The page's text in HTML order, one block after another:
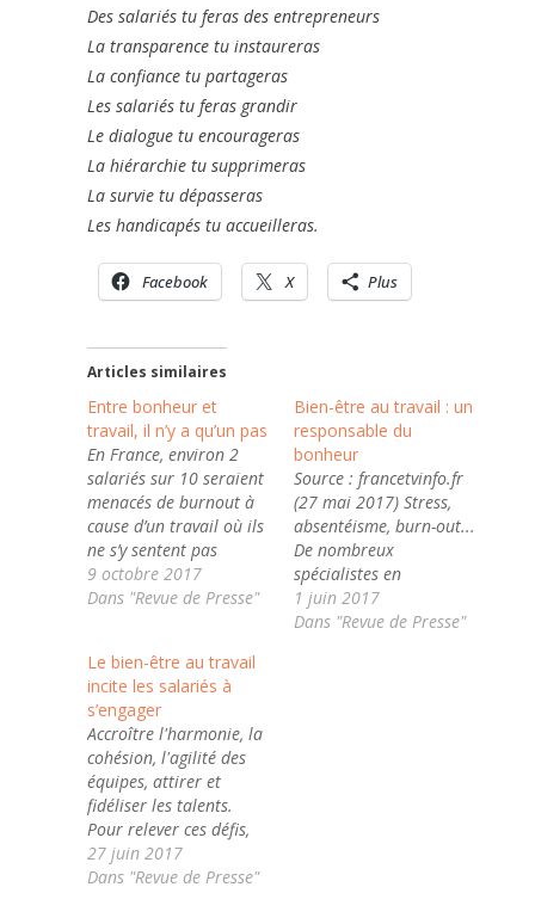
Des salariés tu feras des entrepreneurs
La transparence tu instaureras
La confiance tu partageras
Les salariés tu feras grandir
Le dialogue tu encourageras
La hiérarchie tu supprimeras
La survie tu dépasseras
Les handicapés tu accueilleras.
Facebook X Plus
Articles similaires
Entre bonheur et
travail, il n’y a qu’un pas
En France, environ 2
salariés sur 10 seraient
menacés de burnout à
cause d’un travail où ils
ne s’y sentent pas
heureux. Cependant,
certains salariés ne
plaisent. Cela prouve
bien que le travail et le
bonheur sont
compatibles.
L’étymologie du mot
travail…
9 octobre 2017
Dans "Revue de Presse"
Bien-être au travail : un
responsable du
bonheur
Source : francetvinfo.fr
(27 mai 2017) Stress,
absentéisme, burn-out...
De nombreux
spécialistes en
management
reconnaissent qu'il faut
1 juin 2017
Dans "Revue de Presse"
Le bien-être au travail
incite les salariés à
s’engager
Accroître l'harmonie, la
cohésion, l'agilité des
équipes, attirer et
fidéliser les talents.
Pour relever ces défis,
les entreprises sont de
plus en plus
27 juin 2017
Dans "Revue de Presse"